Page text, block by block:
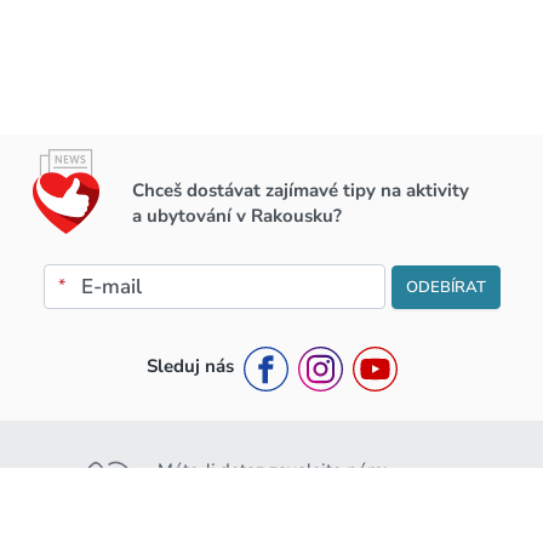
Chceš dostávat zajímavé tipy na aktivity
a ubytování v Rakousku?
* ODEBÍRAT
Sleduj nás
Máte-li dotaz zavolejte nám: